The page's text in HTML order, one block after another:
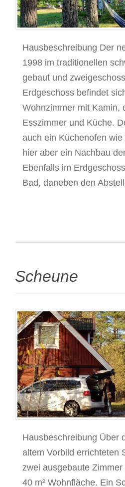
Hausbeschreibung Der
1998 im traditionellen
gebaut und
Erdgeschoss befindet
Wohnzimmer mit Kamin,
Esszimmer und Küche.
auch ein Küchenofen wie
hier aber ein Nachbau
Ebenfalls im
Bad, daneben den
Scheune
Hausbeschreibung Über
altem Vorbild errichteten
zwei ausgebaute
40 m² Wohnfläche. Ein